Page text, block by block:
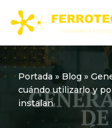
Saltar
al
contenido
Portada » Blog »
cuándo utilizarlo y
instalan